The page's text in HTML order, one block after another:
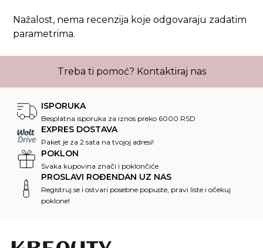
Nažalost, nema recenzija koje odgovaraju zadatim
parametrima.
Treba ti pomoć? Kontaktiraj nas
ISPORUKA
Besplatna isporuka za iznos preko 6000 RSD
EXPRES DOSTAVA
Paket je za 2 sata na tvojoj adresi!
POKLON
Svaka kupovina znači i poklončiće
PROSLAVI ROĐENDAN UZ NAS
Registruj se i ostvari posebne popuste, pravi liste i očekuj
poklone!